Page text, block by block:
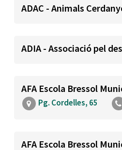
ADAC - Animals
ADIA - Associació pel
AFA Escola Bressol
Pg. Cordelles, 65
AFA Escola Bressol